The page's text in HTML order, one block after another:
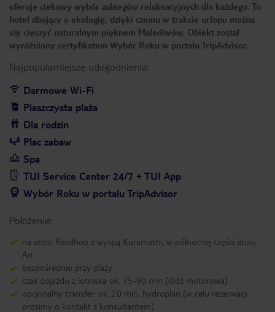
oferuje ciekawy wybór zabiegów relaksacyjnych dla każdego. To
hotel dbający o ekologię, dzięki czemu w trakcie urlopu można
się cieszyć naturalnym pięknem Malediwów. Obiekt został
wyróżniony certyfikatem Wybór Roku w portalu TripAdvisor.
Najpopularniejsze udogodnienia:
Darmowe Wi-Fi
Piaszczysta plaża
Dla rodzin
Plac zabaw
Spa
TUI Service Center 24/7 + TUI App
Wybór Roku w portalu TripAdvisor
Położenie:
na atolu Rasdhoo z wyspą Kuramathi, w północnej części atolu
Ari
bezpośrednio przy plaży
czas dojazdu z lotniska ok. 75-90 min (łódź motorowa)
opcjonalny transfer: ok. 20 min, hydroplan (w celu rezerwacji
prosimy o kontakt z konsultantem)